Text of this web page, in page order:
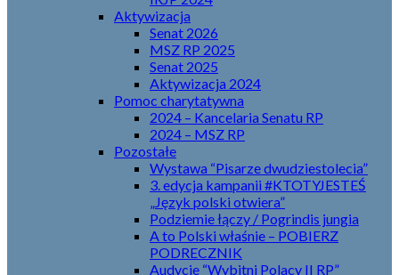
Aktywizacja
Senat 2026
MSZ RP 2025
Senat 2025
Aktywizacja 2024
Pomoc charytatywna
2024 – Kancelaria Senatu RP
2024 – MSZ RP
Pozostałe
Wystawa “Pisarze dwudziestolecia”
3. edycja kampanii #KTOTYJESTEŚ
„Język polski otwiera”
Podziemie łączy / Pogrindis jungia
A to Polski właśnie – POBIERZ
PODRECZNIK
Audycje “Wybitni Polacy II RP”